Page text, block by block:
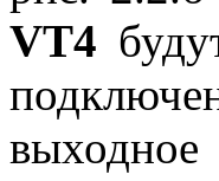
VT4